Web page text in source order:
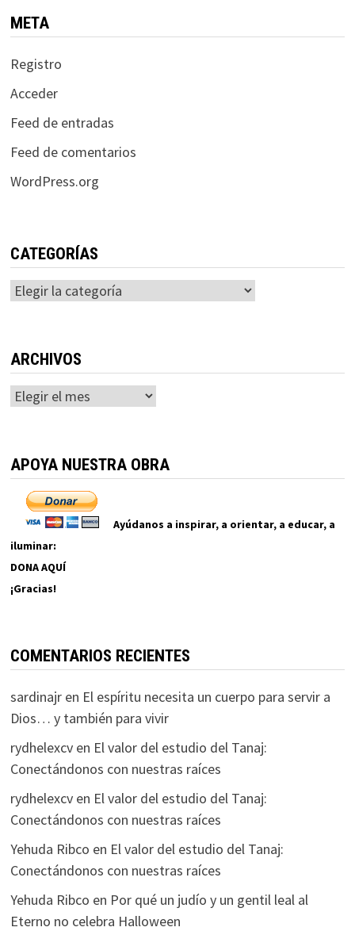
META
Registro
Acceder
Feed de entradas
Feed de comentarios
WordPress.org
CATEGORÍAS
Categorías
ARCHIVOS
Archivos
APOYA NUESTRA OBRA
Ayúdanos a inspirar, a orientar, a educar, a
iluminar:
DONA AQUÍ
¡Gracias!
COMENTARIOS RECIENTES
sardinajren El espíritu necesita un cuerpo para servir a
Dios… y también para vivir
rydhelexcven El valor del estudio del Tanaj:
Conectándonos con nuestras raíces
rydhelexcven El valor del estudio del Tanaj:
Conectándonos con nuestras raíces
Yehuda Ribco en El valor del estudio del Tanaj:
Conectándonos con nuestras raíces
Yehuda Ribco en Por qué un judío y un gentil leal al
Eterno no celebra Halloween